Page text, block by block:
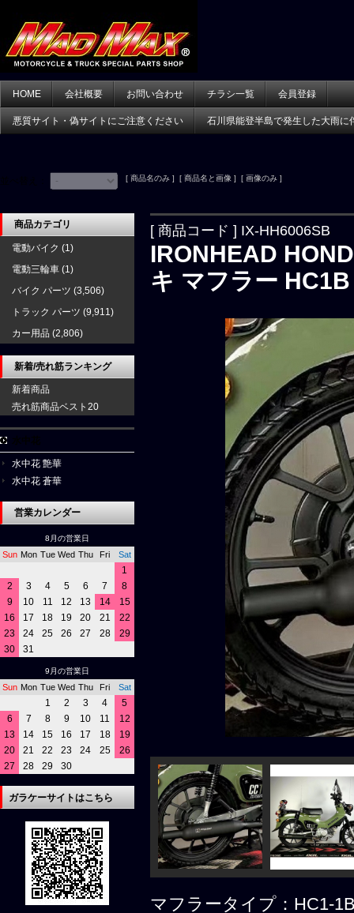
HOME 会社概要 お問い合わせ チラシ一覧 会員登録
悪質サイト・偽サイトにご注意ください 石川県能登半島で発生した大雨に
[ 商品名のみ ] [ 商品名と画像 ] [ 画像のみ ]
[ 商品コード ] IX-HH6006SB
IRONHEAD
キ マフラー
マフラータイプ：
商品カテゴリ
電動バイク (1)
電動三輪車 (1)
バイク パーツ (3,506)
トラック パーツ (9,911)
カー用品 (2,806)
新着/売れ筋ランキング
新着商品
売れ筋商品ベスト20
水中花 艶華
水中花 蒼華
営業カレンダー
8月の営業日
Sun Mon Tue Wed Thu Fri Sat
1
2
3 4 5 6 7
8
9
10 11 12 13 14
15
16
17 18 19 20 21
22
23
24 25 26 27 28
29
30
31
9月の営業日
Sun Mon Tue Wed Thu Fri Sat
1 2 3 4
5
6
7 8 9 10 11
12
13
14 15 16 17 18
19
20
21 22 23 24 25
26
27
28 29 30
ガラケーサイトはこちら